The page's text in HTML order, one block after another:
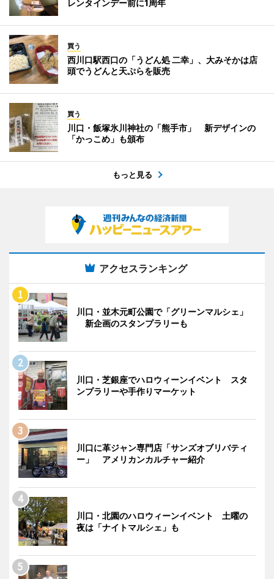
レンタインデー前に1周年
買う
西川口駅西口の「うどん処 二幸」、大みそかは店
頭でうどんと天ぷらを販売
買う
川口・飯塚氷川神社の「熊手市」 新デザインの
「かっこめ」も頒布
もっと見る
アクセスランキング
川口・並木元町公園で「グリーンマルシェ」
新企画のスタンプラリーも
川口・芝銀座でハロウィーンイベント スタ
ンプラリーや手作りマーケット
川口に革ジャン専門店「サンズオブリバティ
ー」 アメリカンカルチャー紹介
川口・北園のハロウィーンイベント 土曜の
夜は「ナイトマルシェ」も